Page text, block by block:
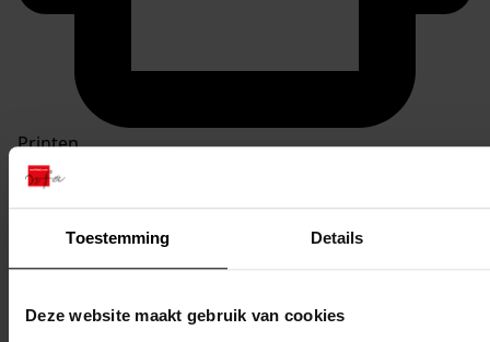
Toestemming Details
Deze website maakt gebruik van cookies
Printen
duurzaam webadres